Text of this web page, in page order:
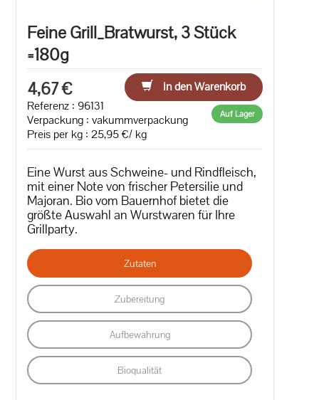
Feine Grill_Bratwurst, 3 Stück
=180g
4,67 €
In den Warenkorb
Referenz : 96131
Verpackung : vakummverpackung
Preis per kg : 25,95 €/ kg
Auf Lager
Eine Wurst aus Schweine- und Rindfleisch,
mit einer Note von frischer Petersilie und
Majoran. Bio vom Bauernhof bietet die
größte Auswahl an Wurstwaren für Ihre
Grillparty.
Zutaten
Zubereitung
Aufbewahrung
Bioqualität